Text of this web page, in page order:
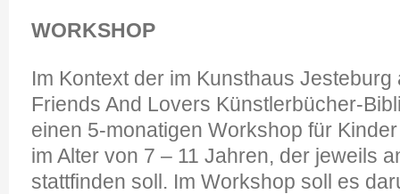
WORKSHOP
Im Kontext der im Kunsthaus Jesteburg
Friends And Lovers Künstlerbücher-
einen 5-monatigen Workshop für
im Alter von 7 – 11 Jahren, der jeweils
stattfinden soll. Im Workshop soll es